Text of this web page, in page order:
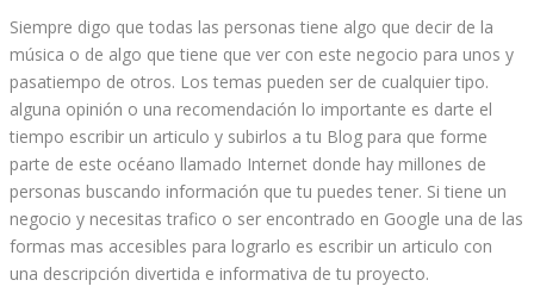
Siempre digo que todas las personas tiene algo que decir de la
música o de algo que tiene que ver con este negocio para unos y
pasatiempo de otros. Los temas pueden ser de cualquier tipo.
alguna opinión o una recomendación lo importante es darte el
tiempo escribir un articulo y subirlos a tu Blog para que forme
parte de este océano llamado Internet donde hay millones de
personas buscando información que tu puedes tener. Si tiene un
negocio y necesitas trafico o ser encontrado en Google una de las
formas mas accesibles para lograrlo es escribir un articulo con
una descripción divertida e informativa de tu proyecto.